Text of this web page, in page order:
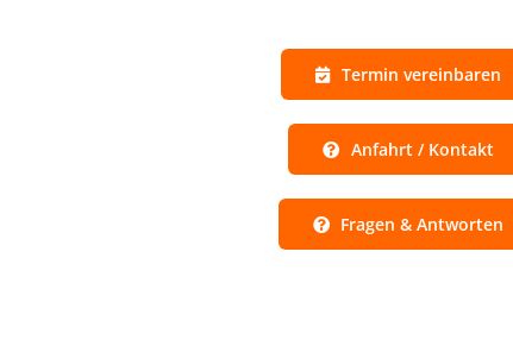
Termin vereinbaren
Anfahrt / Kontakt
Fragen & Antworten